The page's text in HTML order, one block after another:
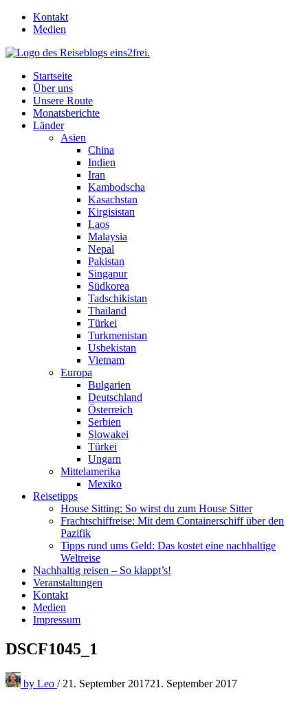
Skip
Kontakt
Medien
Startseite
Über uns
Unsere Route
Monatsberichte
Länder
Asien
China
Indien
Iran
Kambodscha
Kasachstan
Kirgisistan
Laos
Malaysia
Nepal
Pakistan
Singapur
Südkorea
Tadschikistan
Thailand
Türkei
Turkmenistan
Usbekistan
Vietnam
Europa
Bulgarien
Deutschland
Österreich
Serbien
Slowakei
Türkei
Ungarn
Mittelamerika
Mexiko
Reisetipps
House Sitting: So wirst du zum House Sitter
Frachtschiffreise: Mit dem Containerschiff über den
Pazifik
Tipps rund ums Geld: Das kostet eine nachhaltige
Weltreise
Nachhaltig reisen – So klappt’s!
Veranstaltungen
Kontakt
Medien
Impressum
DSCF1045_1
by Leo / 21. September 201721. September 2017